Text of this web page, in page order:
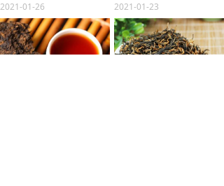
2021-01-26 2021-01-23